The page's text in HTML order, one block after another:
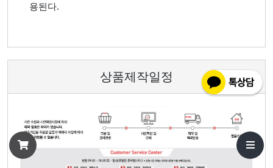
용된다.
상품제작일정